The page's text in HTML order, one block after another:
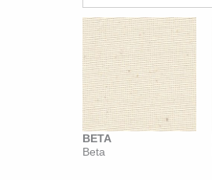
BETA
Beta